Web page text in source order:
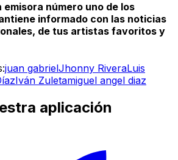
emisora número uno de los
informado con las noticias
de tus artistas favoritos y
juan gabrielJhonny RiveraLuis
Iván Zuletamiguel angel diaz
aplicación